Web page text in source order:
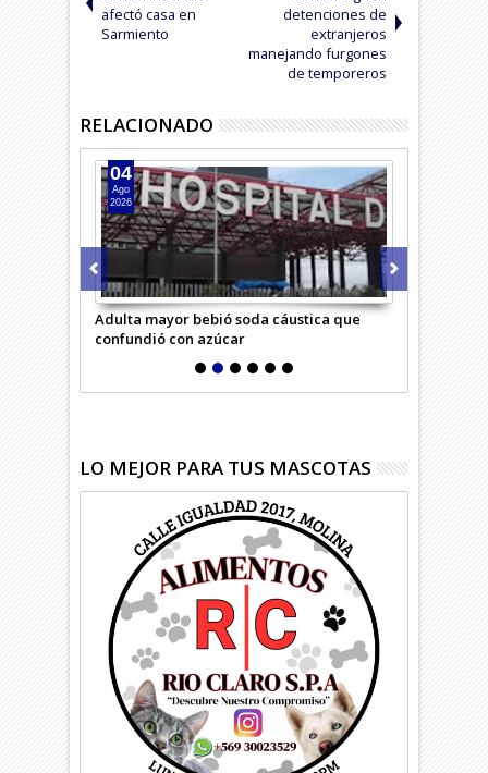
afectó casa en
Sarmiento
detenciones de
extranjeros
manejando furgones
de temporeros
RELACIONADO
Adulta mayor bebió soda cáustica que
confundió con azúcar
04
Ago
2026
LO MEJOR PARA TUS MASCOTAS